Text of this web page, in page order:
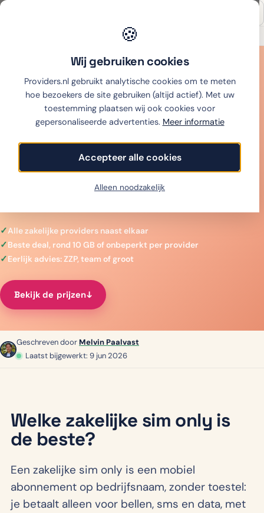
🍪
Wij gebruiken cookies
Providers.nl gebruikt analytische cookies om te meten
hoe bezoekers de site gebruiken (altijd actief). Met uw
toestemming plaatsen wij ook cookies voor
gepersonaliseerde advertenties. Meer informatie
Accepteer alle cookies
Alleen noodzakelijk
Thuiswinkel partner
Zakelijk sim only
vergelijken
Vergelijk zakelijke sim only van KPN, Odido, Vodafone
en MVNO's op prijs, data en cashback. Per categorie
de beste keuze, met eerlijk ZZP- en MKB-advies en
Alle zakelijke providers naast elkaar
Beste deal, rond 10 GB of onbeperkt per provider
Eerlijk advies: ZZP, team of groot
Bekijk de prijzen↓︎
Geschreven door Melvin Paalvast
Laatst bijgewerkt: 9 jun 2026
Welke zakelijke sim only is
de beste?
Een zakelijke sim only is een mobiel
abonnement op bedrijfsnaam, zonder toestel:
je betaalt alleen voor bellen, sms en data, met